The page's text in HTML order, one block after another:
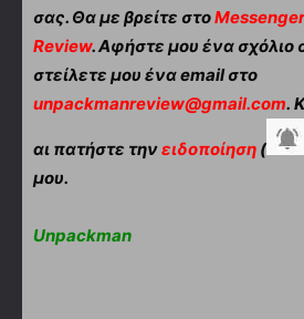
σας. Θα με βρείτε στοMessenger
Review. Αφήστε μου ένα σχόλιο
στείλετε μου ένα email στο
unpackmanreview@gmail.com.
αι πατήστε τηνειδοποίηση (
μου.
Unpackman